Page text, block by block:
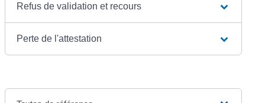
Refus de validation et recours
Perte de l'attestation